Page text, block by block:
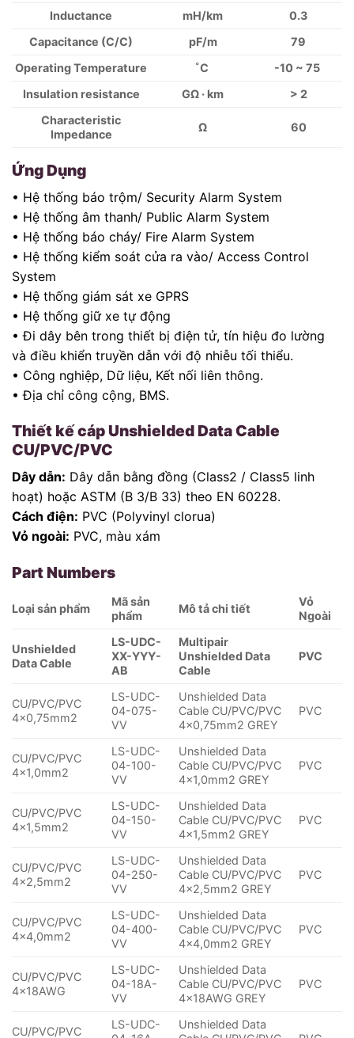
Inductance
mH/km
0.3
Capacitance (C/C)
pF/m
79
Operating Temperature
˚C
-10 ~ 75
Insulation resistance
GΩ · km
> 2
Characteristic
Impedance
Ω 60
Ứng Dụng
• Hệ thống báo trộm/ Security Alarm System
• Hệ thống âm thanh/ Public Alarm System
• Hệ thống báo cháy/ Fire Alarm System
• Hệ thống kiểm soát cửa ra vào/ Access Control
System
• Hệ thống giám sát xe GPRS
• Hệ thống giữ xe tự động
• Đi dây bên trong thiết bị điện tử, tín hiệu đo lường
và điều khiển truyền dẫn với độ nhiễu tối thiểu.
• Công nghiệp, Dữ liệu, Kết nối liên thông.
• Địa chỉ công cộng, BMS.
Thiết kế cáp Unshielded Data Cable
CU/PVC/PVC
Dây dẫn: Dây dẫn bằng đồng (Class2 / Class5 linh
hoạt) hoặc ASTM (B 3/B 33) theo EN 60228.
Cách điện: PVC (Polyvinyl clorua)
Vỏ ngoài: PVC, màu xám
Part Numbers
Loại sản phẩm
Mã sản
phẩm
Mô tả chi tiết
Vỏ
Ngoài
Unshielded
Data Cable
LS-UDC-
XX-YYY-
AB
Multipair
Unshielded Data
Cable
PVC
CU/PVC/PVC
4×0,75mm2
LS-UDC-
04-075-
VV
Unshielded Data
Cable CU/PVC/PVC
4×0,75mm2 GREY
PVC
CU/PVC/PVC
4×1,0mm2
LS-UDC-
04-100-
VV
Unshielded Data
Cable CU/PVC/PVC
4×1,0mm2 GREY
PVC
CU/PVC/PVC
4×1,5mm2
LS-UDC-
04-150-
VV
Unshielded Data
Cable CU/PVC/PVC
4×1,5mm2 GREY
PVC
CU/PVC/PVC
4×2,5mm2
LS-UDC-
04-250-
VV
Unshielded Data
Cable CU/PVC/PVC
4×2,5mm2 GREY
PVC
CU/PVC/PVC
4×4,0mm2
LS-UDC-
04-400-
VV
Unshielded Data
Cable CU/PVC/PVC
4×4,0mm2 GREY
PVC
CU/PVC/PVC
4x18AWG
LS-UDC-
04-18A-
VV
Unshielded Data
Cable CU/PVC/PVC
4x18AWG GREY
PVC
CU/PVC/PVC
LS-UDC-
Unshielded Data